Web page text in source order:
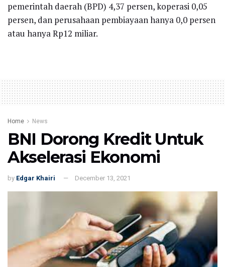
pemerintah daerah (BPD) 4,37 persen, koperasi 0,05
persen, dan perusahaan pembiayaan hanya 0,0 persen
atau hanya Rp12 miliar.
Home News
BNI Dorong Kredit Untuk
Akselerasi Ekonomi
by Edgar Khairi December 13, 2021